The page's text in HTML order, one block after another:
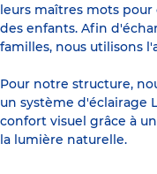
leurs maîtres mots
des enfants. Afin
familles, nous utilisons
Pour notre structure,
un système d'éclairage
confort visuel grâce à
la lumière naturelle.